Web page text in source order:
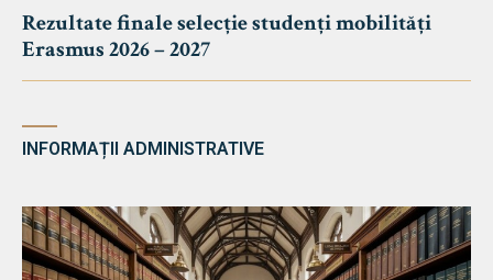
Rezultate finale selecție studenți mobilități
Erasmus 2026 – 2027
INFORMAȚII ADMINISTRATIVE